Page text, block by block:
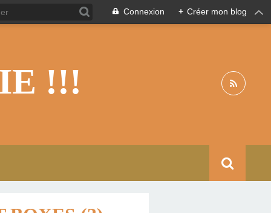
Connexion + Créer mon blog
!!!